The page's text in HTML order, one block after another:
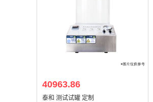
40963.86
泰和 测试试罐 定制